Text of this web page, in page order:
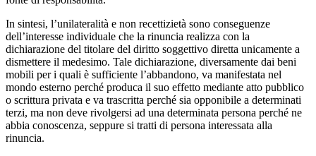
In sintesi, l’unilateralità e non recettizietà sono conseguenze
dell’interesse individuale che la rinuncia realizza con la
dichiarazione del titolare del diritto soggettivo diretta unicamente a
dismettere il medesimo. Tale dichiarazione, diversamente dai beni
mobili per i quali è sufficiente l’abbandono, va manifestata nel
mondo esterno perché produca il suo effetto mediante atto pubblico
o scrittura privata e va trascritta perché sia opponibile a determinati
terzi, ma non deve rivolgersi ad una determinata persona perché ne
abbia conoscenza, seppure si tratti di persona interessata alla
rinuncia.